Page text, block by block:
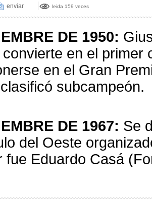
enviar leida 159 veces
DE 1950:
en el primer
en el Gran
subcampeón.
DE 1967: Se
del Oeste
fue Eduardo Casá